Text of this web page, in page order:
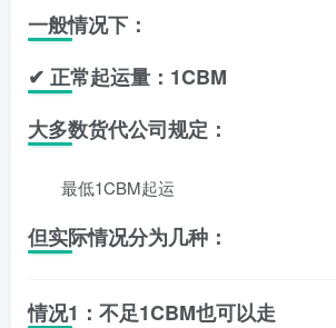
一般情况下：
✔ 正常起运量：1CBM
大多数货代公司规定：
最低1CBM起运
但实际情况分为几种：
情况1：不足1CBM也可以走